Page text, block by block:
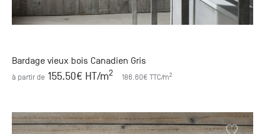
Bardage vieux bois Canadien Gris
à partir de 155.50€ HT/m2 186.60€ TTC/m2